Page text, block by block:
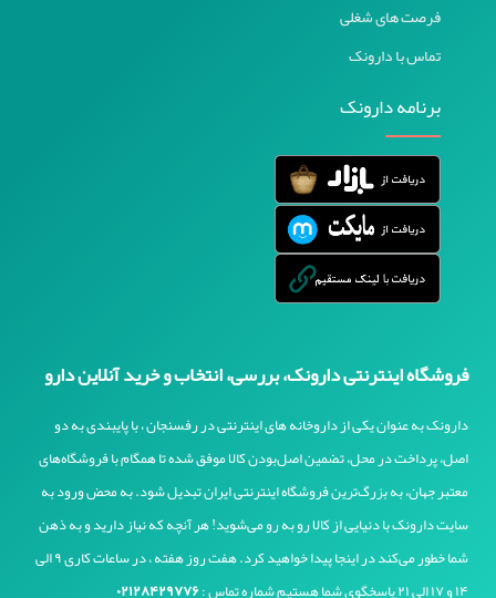
فرصت های شغلی
تماس با دارونک
برنامه دارونک
فروشگاه اینترنتی دارونک، بررسی، انتخاب و خرید آنلاین دارو
دارونک به عنوان یکی از داروخانه های اینترنتی در رفسنجان ، با پایبندی به دو
اصل، پرداخت در محل، تضمین اصل‌بودن کالا موفق شده تا همگام با فروشگاه‌های
معتبر جهان، به بزرگ‌ترین فروشگاه اینترنتی ایران تبدیل شود. به محض ورود به
سایت دارونک با دنیایی از کالا رو به رو می‌شوید! هر آنچه که نیاز دارید و به ذهن
شما خطور می‌کند در اینجا پیدا خواهید کرد. هفت روز هفته ، در ساعات کاری ۹ الی
۱۴ و ۱۷ الی ۲۱ پاسخگوی شما هستیم شماره تماس :
۰۲۱۲۸۴۲۹۷۷۶